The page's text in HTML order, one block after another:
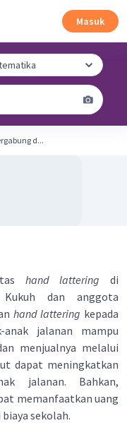
Masuk
Kukuh tergabung d...
hand latteringdi
Kukuh dan anggota
hand lattering kepada
anak jalanan mampu
menjualnya melalui
dapat meningkatkan
jalanan. Bahkan,
memanfaatkan uang
sekolah.